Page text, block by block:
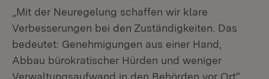
„Mit der Neuregelung schaffen wir klare
Verbesserungen bei den Zuständigkeiten. Das
bedeutet: Genehmigungen aus einer Hand,
Abbau bürokratischer Hürden und weniger
Verwaltungsaufwand in den Behörden vor Ort“,